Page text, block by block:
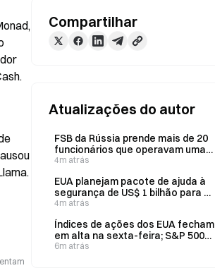
Compartilhar
Atualizações do autor
FSB da Rússia prende mais de 20
funcionários que operavam uma
exchange de criptoativos não
eram desviados para a Ucrânia
4m atrás
EUA planejam pacote de ajuda à
segurança de US$ 1 bilhão para a
Colômbia
4m atrás
Índices de ações dos EUA fecham
em alta na sexta-feira; S&P 500
atinge recorde, SpaceX dispara
6m atrás